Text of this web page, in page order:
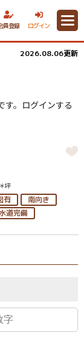
員登録 ログイン
2026.08.06更新
す。ログインする
坪
有
南向き
道完備